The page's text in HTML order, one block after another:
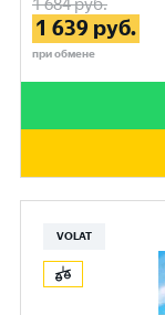
1 684руб.
1 639 руб.
при обмене
VOLAT